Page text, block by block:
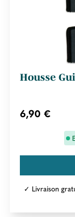
Housse
6,90 €
✓ Livraison